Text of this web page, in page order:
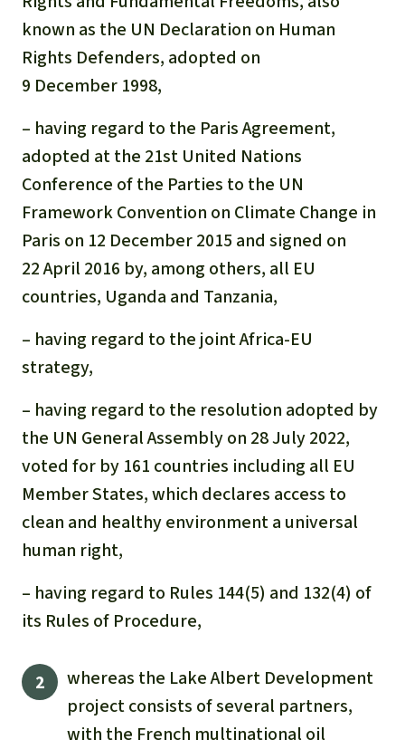
known as the UN Declaration on Human
Rights Defenders, adopted on
9 December 1998,
– having regard to the Paris Agreement,
adopted at the 21st United Nations
Conference of the Parties to the UN
Framework Convention on Climate Change in
Paris on 12 December 2015 and signed on
22 April 2016 by, among others, all EU
countries, Uganda and Tanzania,
– having regard to the joint Africa-EU
strategy,
– having regard to the resolution adopted by
the UN General Assembly on 28 July 2022,
voted for by 161 countries including all EU
Member States, which declares access to
clean and healthy environment a universal
human right,
– having regard to Rules 144(5) and 132(4) of
its Rules of Procedure,
whereas the Lake Albert Development
project consists of several partners,
with the French multinational oil